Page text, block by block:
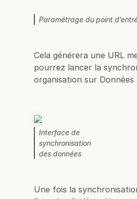
Paramétrage du point
Cela générera une URL
pourrez lancer la
organisation sur Données
Interface de
synchronisation
des données
Une fois la